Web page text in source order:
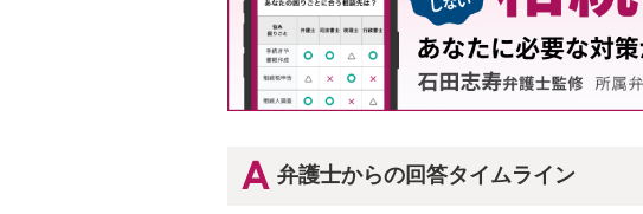
弁護士からの回答タイムライン